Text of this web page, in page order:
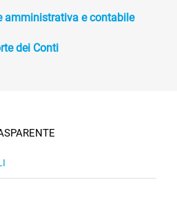
amministrativa e contabile
dei Conti